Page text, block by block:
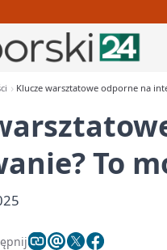
Klucze warsztatowe odporne na
To